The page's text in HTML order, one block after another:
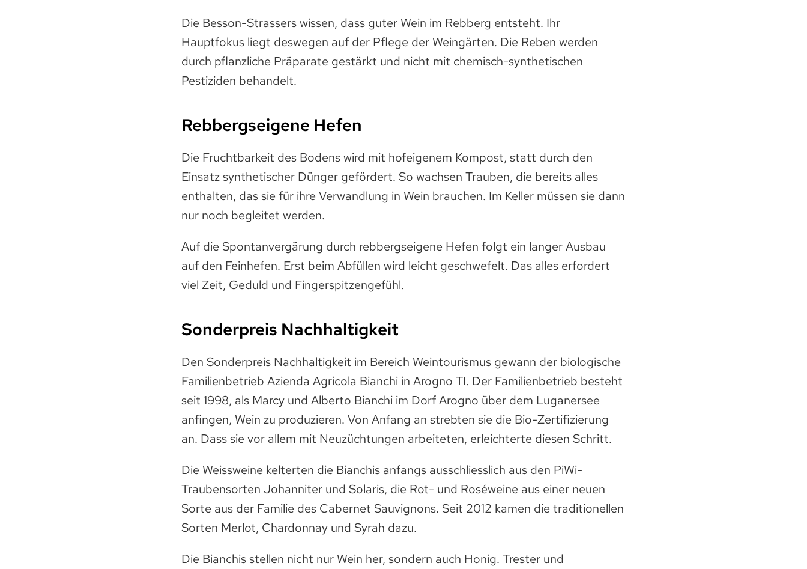
Die Besson-Strassers wissen, dass guter Wein im Rebberg entsteht. Ihr
Hauptfokus liegt deswegen auf der Pflege der Weingärten. Die Reben werden
durch pflanzliche Präparate gestärkt und nicht mit chemisch-synthetischen
Pestiziden behandelt.
Rebbergseigene Hefen
Die Fruchtbarkeit des Bodens wird mit hofeigenem Kompost, statt durch den
Einsatz synthetischer Dünger gefördert. So wachsen Trauben, die bereits alles
enthalten, das sie für ihre Verwandlung in Wein brauchen. Im Keller müssen sie dann
nur noch begleitet werden.
Auf die Spontanvergärung durch rebbergseigene Hefen folgt ein langer Ausbau
auf den Feinhefen. Erst beim Abfüllen wird leicht geschwefelt. Das alles erfordert
viel Zeit, Geduld und Fingerspitzengefühl.
Sonderpreis Nachhaltigkeit
Den Sonderpreis Nachhaltigkeit im Bereich Weintourismus gewann der biologische
Familienbetrieb Azienda Agricola Bianchi in Arogno TI. Der Familienbetrieb besteht
seit 1998, als Marcy und Alberto Bianchi im Dorf Arogno über dem Luganersee
anfingen, Wein zu produzieren. Von Anfang an strebten sie die Bio-Zertifizierung
an. Dass sie vor allem mit Neuzüchtungen arbeiteten, erleichterte diesen Schritt.
Die Weissweine kelterten die Bianchis anfangs ausschliesslich aus den PiWi-
Traubensorten Johanniter und Solaris, die Rot- und Roséweine aus einer neuen
Sorte aus der Familie des Cabernet Sauvignons. Seit 2012 kamen die traditionellen
Sorten Merlot, Chardonnay und Syrah dazu.
Die Bianchis stellen nicht nur Wein her, sondern auch Honig. Trester und